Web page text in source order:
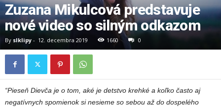
Zuzana Mikulcová predstavuje
nové video so silným odkazom
By slklipy - 12. decembra 2019 1660 0
“Pieseň Dievča je o tom, aké je detstvo krehké a koľko často aj
negatívnych spomienok si nesieme so sebou až do dospelého